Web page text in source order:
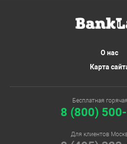
О нас
Карта
Бесплатная
8 (800)
Для клиентов